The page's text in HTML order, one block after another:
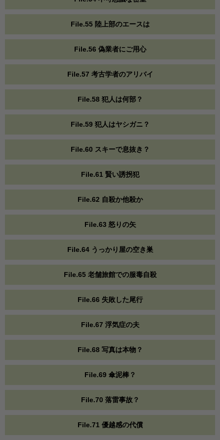
File.55 陸上部のエースは
File.56 偽業者にご用心
File.57 考古学者のアリバイ
File.58 犯人は何部？
File.59 犯人はヤシガニ？
File.60 スキーで息抜き？
File.61 賢い誘拐犯
File.62 自殺か他殺か
File.63 怒りの矢
File.64 うっかり屋の空き巣
File.65 老舗旅館での服毒自殺
File.66 失敗した尾行
File.67 浮気症の夫
File.68 写真は本物？
File.69 傘泥棒？
File.70 落雷事故？
File.71 優越感の代償